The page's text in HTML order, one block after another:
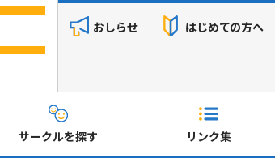
おしらせ はじめての方へ
サークルを探す リンク集